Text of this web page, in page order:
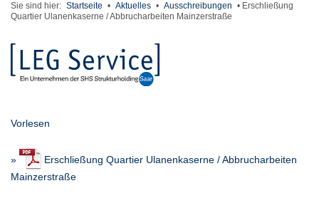
Sie sind hier: Startseite • Aktuelles • Ausschreibungen • Erschließung
Quartier Ulanenkaserne / Abbrucharbeiten Mainzerstraße
Vorlesen
»
Erschließung Quartier Ulanenkaserne / Abbrucharbeiten
Mainzerstraße